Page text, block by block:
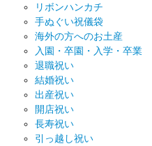
リボンハンカチ
手ぬぐい祝儀袋
海外の方へのお土産
入園・卒園・入学・卒業
退職祝い
結婚祝い
出産祝い
開店祝い
長寿祝い
引っ越し祝い